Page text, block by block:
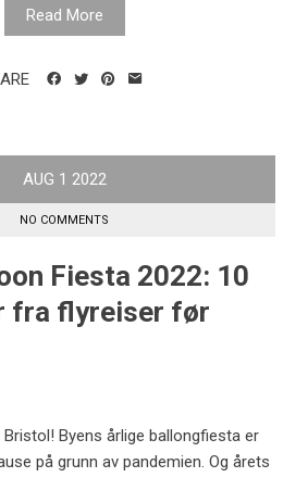
Read More
AUG 1 2022
NO COMMENTS
Fiesta 2022: 10
fra flyreiser før
Byens årlige ballongfiesta er
på grunn av pandemien. Og årets